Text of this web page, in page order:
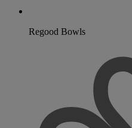
Regood Bowls